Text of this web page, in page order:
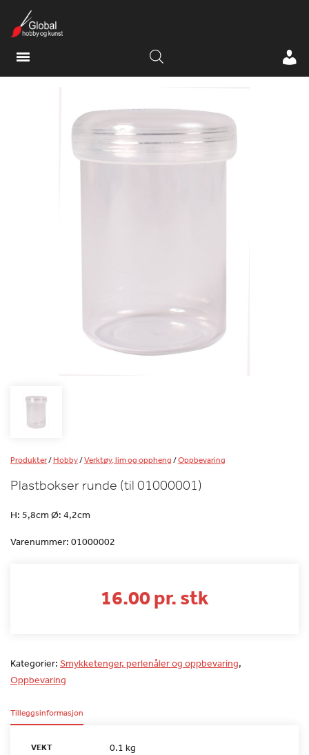
Produkter/Hobby/Verktøy, lim og oppheng/Oppbevaring
Plastbokser runde (til 01000001)
H: 5,8cm Ø: 4,2cm
Varenummer: 01000002
16.00 pr. stk
Kategorier: Smykketenger, perlenåler og oppbevaring,
Oppbevaring
Tilleggsinformasjon
VEKT 0.1 kg